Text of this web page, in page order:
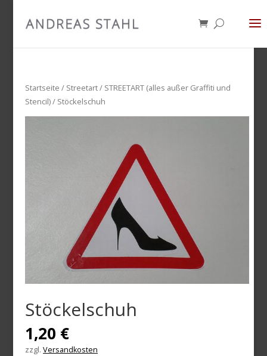
Startseite / Streetart/ STREETART (alles außer Graffiti und
Stencil)/ Stöckelschuh
Stöckelschuh
1,20 €
zzgl.Versandkosten